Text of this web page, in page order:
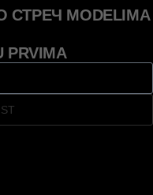
СТРЕЧ MODELIMA
PRVIMA